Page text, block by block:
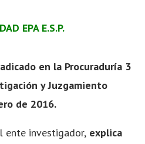
EPA E.S.P.
en la Procuraduría 3
y Juzgamiento
de 2016.
ente investigador, explica